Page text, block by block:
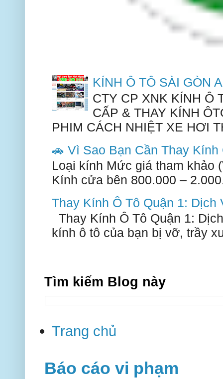
KÍNH Ô TÔ SÀI GÒN
CTY CP XNK KÍNH Ô
CẤP & THAY KÍNH
PHIM CÁCH NHIỆT XE HƠI
🚗 Vì Sao Bạn Cần Thay
Loại kính Mức giá tham khảo
Kính cửa bên 800.000 –
Thay Kính Ô Tô Quận 1:
Thay Kính Ô Tô Quận 1:
kính ô tô của bạn bị vỡ, trầy
Tìm kiếm Blog này
Trang chủ
Báo cáo vi phạm